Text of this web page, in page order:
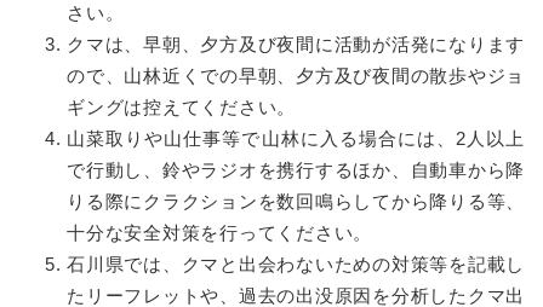
さい。
クマは、早朝、夕方及び夜間に活動が活発になります
ので、山林近くでの早朝、夕方及び夜間の散歩やジョ
ギングは控えてください。
山菜取りや山仕事等で山林に入る場合には、2人以上
で行動し、鈴やラジオを携行するほか、自動車から降
りる際にクラクションを数回鳴らしてから降りる等、
十分な安全対策を行ってください。
石川県では、クマと出会わないための対策等を記載し
たリーフレットや、過去の出没原因を分析したクマ出